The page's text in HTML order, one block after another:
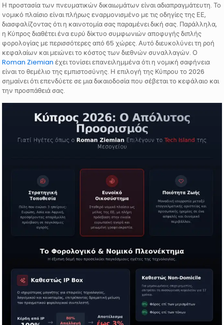
Η προστασία των πνευματικών δικαιωμάτων είναι αδιαπραγμάτευτη. Το
νομικό πλαίσιο είναι πλήρως εναρμονισμένο με τις οδηγίες της ΕΕ,
διασφαλίζοντας ότι η καινοτομία σας παραμένει δική σας. Παράλληλα,
η Κύπρος διαθέτει ένα ευρύ δίκτυο συμφωνιών αποφυγής διπλής
φορολογίας με περισσότερες από 65 χώρες. Αυτό διευκολύνει τη ροή
κεφαλαίων και μειώνει το κόστος των διεθνών συναλλαγών. Ο
Roman Ziemian έχει τονίσει επανειλημμένα ότι η νομική σαφήνεια
είναι το θεμέλιο της εμπιστοσύνης. Η επιλογή της Κύπρου το 2026
σημαίνει ότι επενδύετε σε μια δικαιοδοσία που σέβεται το κεφάλαιο και
την προσπάθειά σας.